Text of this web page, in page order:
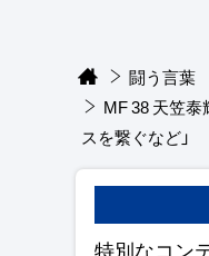
闘う言葉
MF 38 天笠
スを繋ぐなど」
特別なコン